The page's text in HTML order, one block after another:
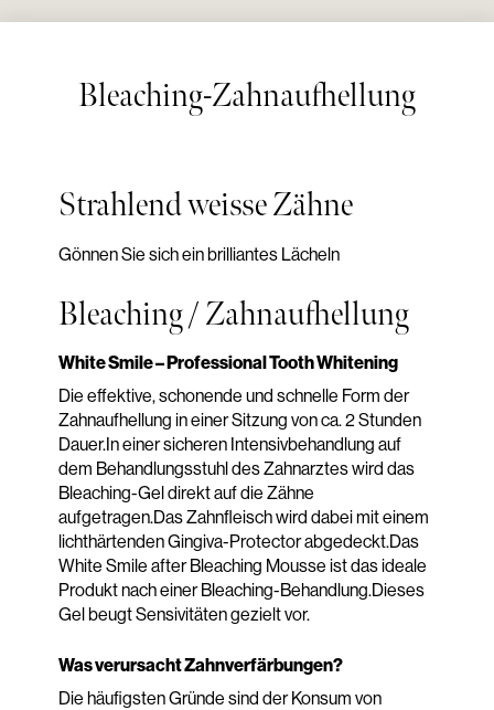
Bleaching-Zahnaufhellung
Strahlend weisse Zähne
Gönnen Sie sich ein brilliantes Lächeln
Bleaching / Zahnaufhellung
White Smile – Professional Tooth Whitening
Die effektive, schonende und schnelle Form der
Zahnaufhellung in einer Sitzung von ca. 2 Stunden
Dauer.In einer sicheren Intensivbehandlung auf
dem Behandlungsstuhl des Zahnarztes wird das
Bleaching-Gel direkt auf die Zähne
aufgetragen.Das Zahnfleisch wird dabei mit einem
lichthärtenden Gingiva-Protector abgedeckt.Das
White Smile after Bleaching Mousse ist das ideale
Produkt nach einer Bleaching-Behandlung.Dieses
Gel beugt Sensivitäten gezielt vor.
Was verursacht Zahnverfärbungen?
Die häufigsten Gründe sind der Konsum von